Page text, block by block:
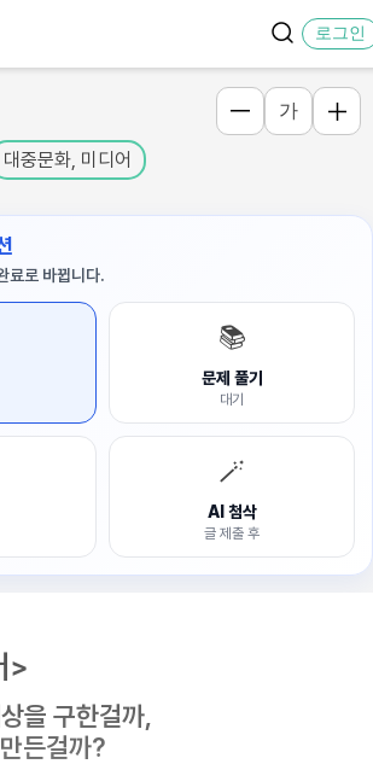
로그인
대중문화, 미디어
가
료로 바뀝니다.
📚
문제 풀기
대기
🪄
AI 첨삭
글 제출 후
>
을 구한걸까,
든걸까?